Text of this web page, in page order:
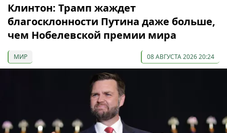
Клинтон: Трамп жаждет
благосклонности Путина даже больше,
чем Нобелевской премии мира
МИР 08 АВГУСТА 2026 20:24